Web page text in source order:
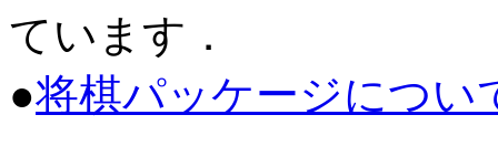
ています．
●将棋パッケージについ